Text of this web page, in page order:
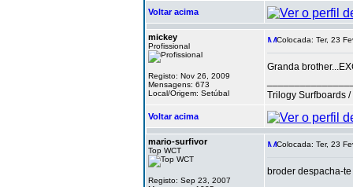
Voltar acima
mickey
Profissional
Registo: Nov 26, 2009
Mensagens: 673
Local/Origem: Setúbal
Colocada: Ter, 23
Granda
Trilogy Surfboards
Voltar acima
mario-surfivor
Top WCT
Registo: Sep 23, 2007
Colocada: Ter, 23
broder despacha-